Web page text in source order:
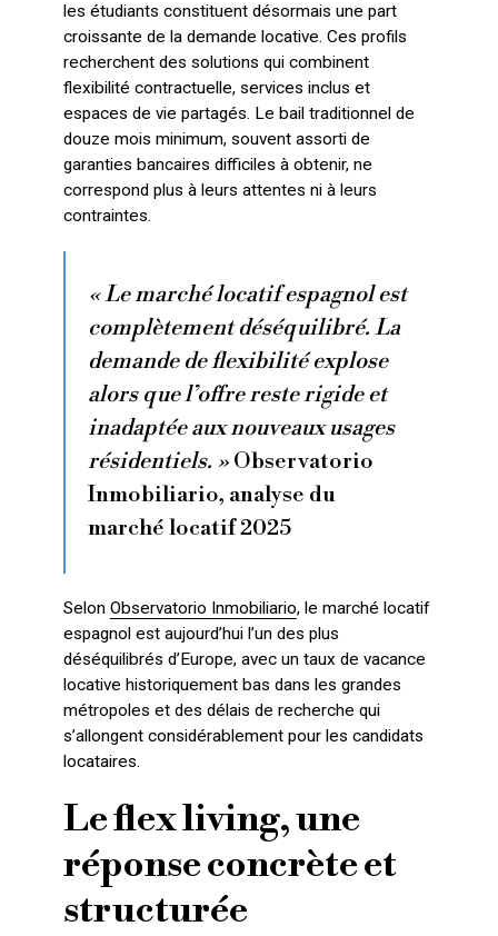
les étudiants constituent désormais une part
croissante de la demande locative. Ces profils
recherchent des solutions qui combinent
flexibilité contractuelle, services inclus et
espaces de vie partagés. Le bail traditionnel de
douze mois minimum, souvent assorti de
garanties bancaires difficiles à obtenir, ne
correspond plus à leurs attentes ni à leurs
contraintes.
« Le marché locatif espagnol est
complètement déséquilibré. La
demande de flexibilité explose
alors que l’offre reste rigide et
inadaptée aux nouveaux usages
résidentiels. »Observatorio
Inmobiliario, analyse du
marché locatif 2025
Selon Observatorio Inmobiliario, le marché locatif
espagnol est aujourd’hui l’un des plus
déséquilibrés d’Europe, avec un taux de vacance
locative historiquement bas dans les grandes
métropoles et des délais de recherche qui
s’allongent considérablement pour les candidats
locataires.
Le flex living, une
réponse concrète et
structurée